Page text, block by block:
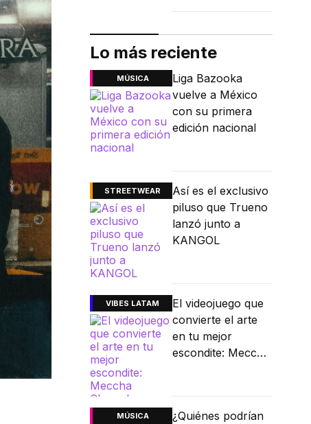
Lo más reciente
MÚSICA
Liga Bazooka
vuelve a México
con su primera
edición nacional
STREETWEAR
Así es el exclusivo
piluso que Trueno
lanzó junto a
KANGOL
VIBES LATAM
El videojuego que
convierte el arte
en tu mejor
escondite: Meccha
MÚSICA
¿Quiénes podrían